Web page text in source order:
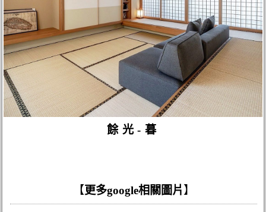
餘光-暮
【更多google相關圖片 】